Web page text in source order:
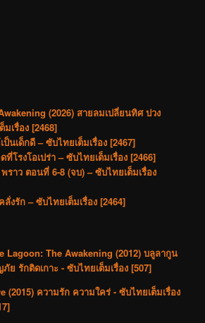
(2026) สายลมเปลี่ยนทิศ ปวง
เรื่อง [2468]
ป็นเด็กดี – ซับไทยเต็มเรื่อง [2467]
ที่โรงโอเปร่า – ซับไทยเต็มเรื่อง [2466]
ราว ตอนที่ 6-8 (จบ) – ซับไทยเต็มเรื่อง
งรัก – ซับไทยเต็มเรื่อง [2464]
Lagoon: The Awakening (2012) บลูลากูน
ย รักติดเกาะ - ซับไทยเต็มเรื่อง [507]
(2015) ความรัก ความใคร่ - ซับไทยเต็มเรื่อง